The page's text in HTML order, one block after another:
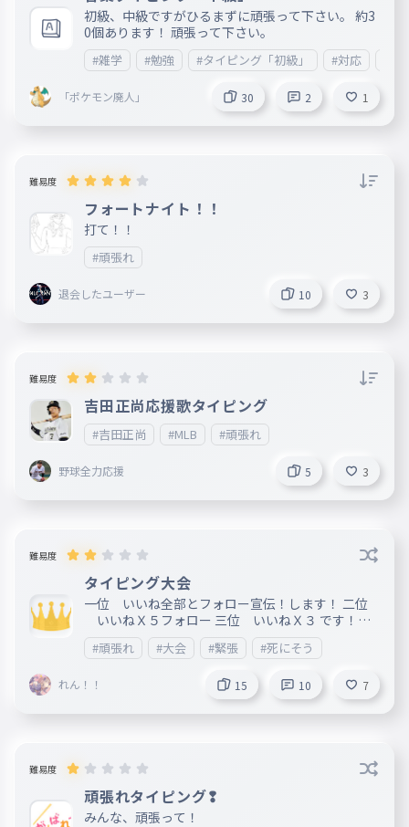
初級、中級ですがひるまずに頑張って下さい。 約3
0個あります！ 頑張って下さい。
#雑学 #勉強 #タイピング「初級」 #対応
「ポケモン廃人」 30 2 1
難易度
フォートナイト！！
打て！！
#頑張れ
退会したユーザー 10 3
難易度
吉田正尚応援歌タイピング
#吉田正尚 #MLB #頑張れ
野球全力応援 5 3
難易度
タイピング大会
一位 いいね全部とフォロー宣伝！します！ 二位
いいねＸ５フォロー 三位 いいねＸ３ です！！
頑張ってください！！
#頑張れ #大会 #緊張 #死にそう
れん！！ 15 10 7
難易度
頑張れタイピング❢
みんな、頑張って！